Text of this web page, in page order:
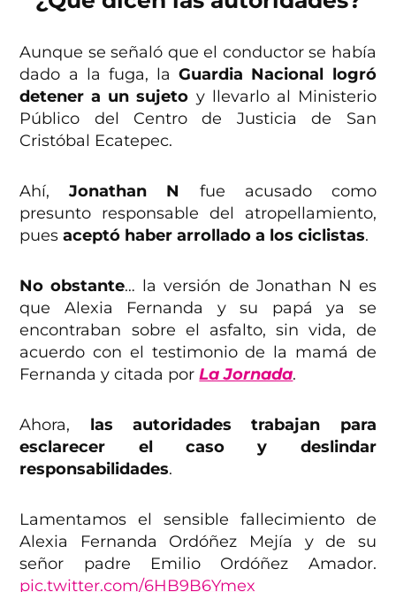
Aunque se señaló que el conductor se había
dado a la fuga, laGuardia Nacional logró
detener a un sujeto y llevarlo al Ministerio
Público del Centro de Justicia de San
Cristóbal Ecatepec.
Ahí,Jonathan N
fue acusado como
presunto responsable del atropellamiento,
puesaceptó haber arrollado a los ciclistas.
No obstante… la versión de Jonathan N es
que Alexia Fernanda y su papá ya se
encontraban sobre el asfalto, sin vida, de
acuerdo con el testimonio de la mamá de
Fernanda y citada porLa Jornada.
Ahora, las autoridades trabajan para
esclarecer el caso y deslindar
responsabilidades.
Lamentamos el sensible fallecimiento de
Alexia Fernanda Ordóñez Mejía y de su
señor padre Emilio Ordóñez Amador.
pic.twitter.com/6HB9B6Ymex